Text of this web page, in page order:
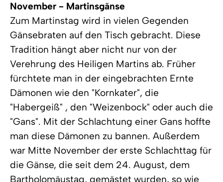
November - Martinsgänse
Zum Martinstag wird in vielen Gegenden
Gänsebraten auf den Tisch gebracht. Diese
Tradition hängt aber nicht nur von der
Verehrung des Heiligen Martins ab. Früher
fürchtete man in der eingebrachten Ernte
Dämonen wie den "Kornkater", die
"Habergeiß" , den "Weizenbock" oder auch die
"Gans". Mit der Schlachtung einer Gans hoffte
man diese Dämonen zu bannen. Außerdem
war Mitte November der erste Schlachttag für
die Gänse, die seit dem 24. August, dem
Bartholomäustag, gemästet wurden, so wie